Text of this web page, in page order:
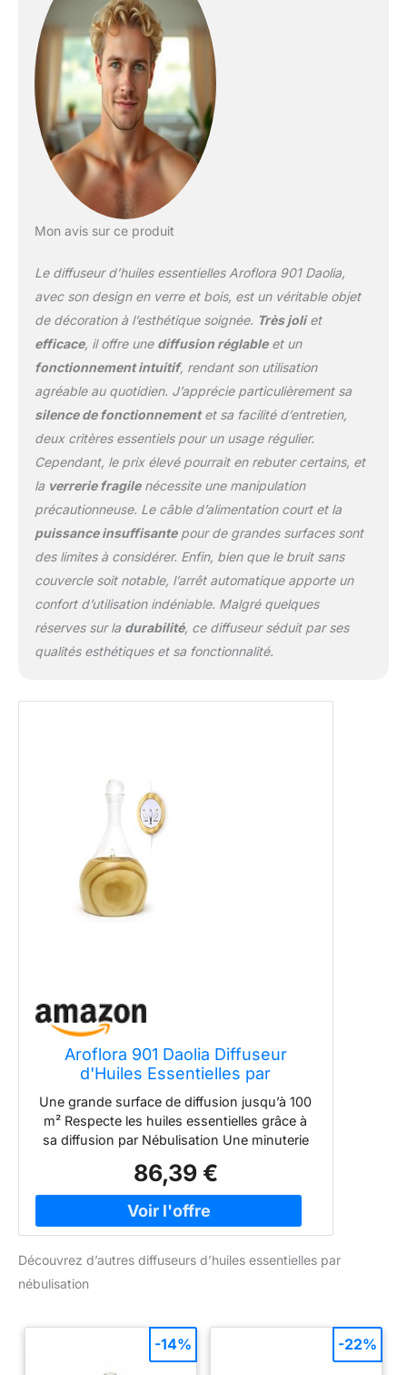
Mon avis sur ce produit
Le diffuseur d’huiles essentielles Aroflora 901 Daolia,
avec son design en verre et bois, est un véritable objet
de décoration à l’esthétique soignée. Très joliet
efficace, il offre une diffusion réglableet un
fonctionnement intuitif, rendant son utilisation
agréable au quotidien. J’apprécie particulièrement sa
silence de fonctionnementet sa facilité d’entretien,
deux critères essentiels pour un usage régulier.
Cependant, le prix élevé pourrait en rebuter certains, et
la verrerie fragilenécessite une manipulation
précautionneuse. Le câble d’alimentation court et la
puissance insuffisantepour de grandes surfaces sont
des limites à considérer. Enfin, bien que le bruit sans
couvercle soit notable, l’arrêt automatique apporte un
confort d’utilisation indéniable. Malgré quelques
réserves sur la durabilité, ce diffuseur séduit par ses
qualités esthétiques et sa fonctionnalité.
Aroflora 901 Daolia Diffuseur
d'Huiles Essentielles par
Nébulisation en Verre et Bois
Une grande surface de diffusion jusqu’à 100
m² Respecte les huiles essentielles grâce à
sa diffusion par Nébulisation Une minuterie
intégré dans une télécommande filaire Un
bouchon orientable à 360°c pour choisir la
direction de votre diffusion Garanti 2 ans
86,39 €
Découvrez d’autres diffuseurs d’huiles essentielles par
nébulisation
-14% -22%